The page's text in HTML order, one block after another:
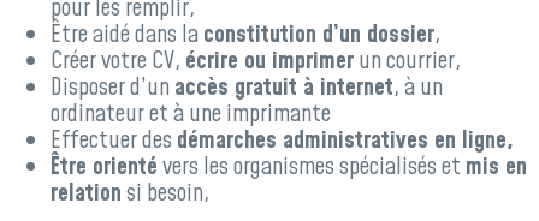
pour les remplir,
Être aidé dans la constitution d’un dossier,
Créer votre CV, écrire ou imprimerun courrier,
Disposer d’un accès gratuit à internet, à un
ordinateur et à une imprimante
Effectuer des démarches administratives en ligne,
Être orientévers les organismes spécialisés et mis en
relationsi besoin,